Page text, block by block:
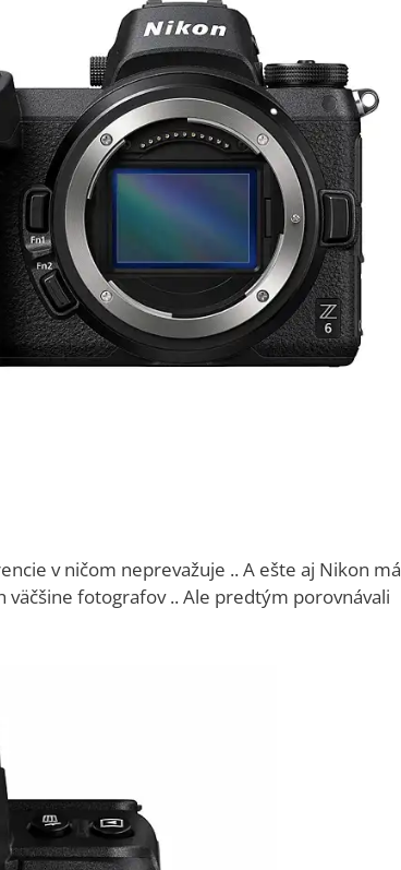
v ničom neprevažuje .. A ešte aj Nikon má
väčšine fotografov .. Ale predtým porovnávali